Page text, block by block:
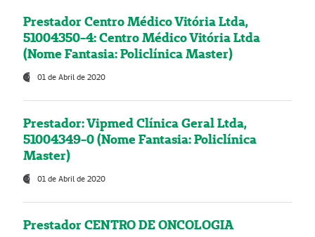
Prestador Centro Médico Vitória Ltda,
51004350-4: Centro Médico Vitória Ltda
(Nome Fantasia: Policlínica Master)
01 de Abril de 2020
Prestador: Vipmed Clínica Geral Ltda,
51004349-0 (Nome Fantasia: Policlínica
Master)
01 de Abril de 2020
Prestador CENTRO DE ONCOLOGIA